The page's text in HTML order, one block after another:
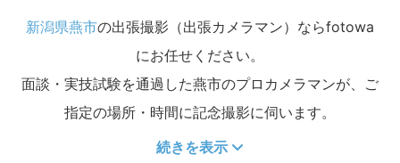
新潟県燕市の出張撮影（出張カメラマン）ならfotowa
にお任せください。
面談・実技試験を通過した燕市のプロカメラマンが、ご
指定の場所・時間に記念撮影に伺います。
続きを表示